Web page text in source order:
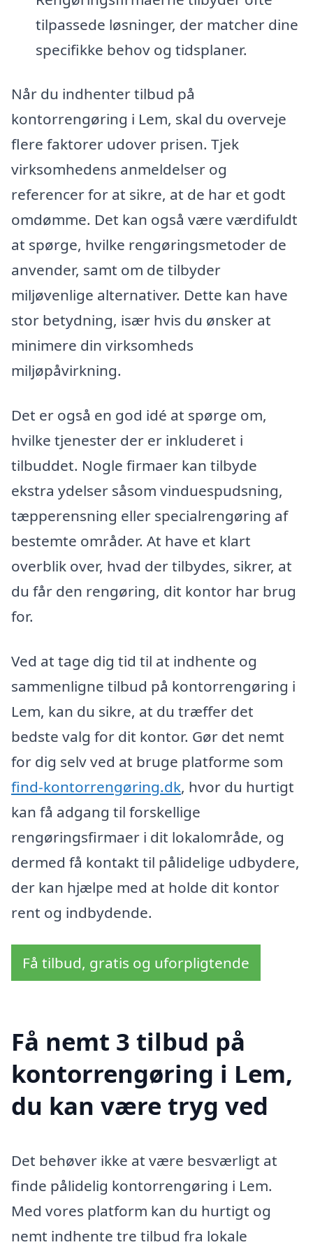
tilpassede løsninger, der matcher dine
specifikke behov og tidsplaner.
Når du indhenter tilbud på
kontorrengøring i Lem, skal du overveje
flere faktorer udover prisen. Tjek
virksomhedens anmeldelser og
referencer for at sikre, at de har et godt
omdømme. Det kan også være værdifuldt
at spørge, hvilke rengøringsmetoder de
anvender, samt om de tilbyder
miljøvenlige alternativer. Dette kan have
stor betydning, især hvis du ønsker at
minimere din virksomheds
miljøpåvirkning.
Det er også en god idé at spørge om,
hvilke tjenester der er inkluderet i
tilbuddet. Nogle firmaer kan tilbyde
ekstra ydelser såsom vinduespudsning,
tæpperensning eller specialrengøring af
bestemte områder. At have et klart
overblik over, hvad der tilbydes, sikrer, at
du får den rengøring, dit kontor har brug
for.
Ved at tage dig tid til at indhente og
sammenligne tilbud på kontorrengøring i
Lem, kan du sikre, at du træffer det
bedste valg for dit kontor. Gør det nemt
for dig selv ved at bruge platforme som
find-kontorrengøring.dk, hvor du hurtigt
kan få adgang til forskellige
rengøringsfirmaer i dit lokalområde, og
dermed få kontakt til pålidelige udbydere,
der kan hjælpe med at holde dit kontor
rent og indbydende.
Få tilbud, gratis og uforpligtende
Få nemt 3 tilbud på
kontorrengøring i Lem,
du kan være tryg ved
Det behøver ikke at være besværligt at
finde pålidelig kontorrengøring i Lem.
Med vores platform kan du hurtigt og
nemt indhente tre tilbud fra lokale